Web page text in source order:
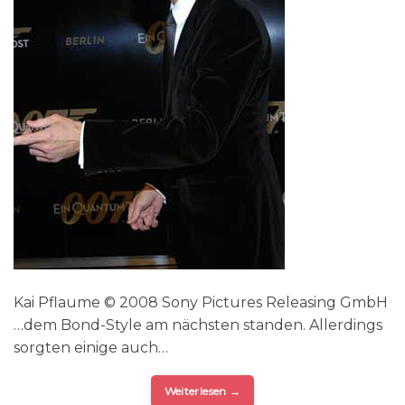
Kai Pflaume © 2008 Sony Pictures Releasing GmbH
…dem Bond-Style am nächsten standen. Allerdings
sorgten einige auch…
Weiterlesen →